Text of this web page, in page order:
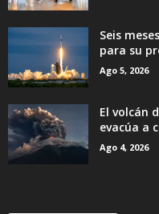
Seis
para su
Ago 5, 2026
El volcán
evacúa a
Ago 4, 2026